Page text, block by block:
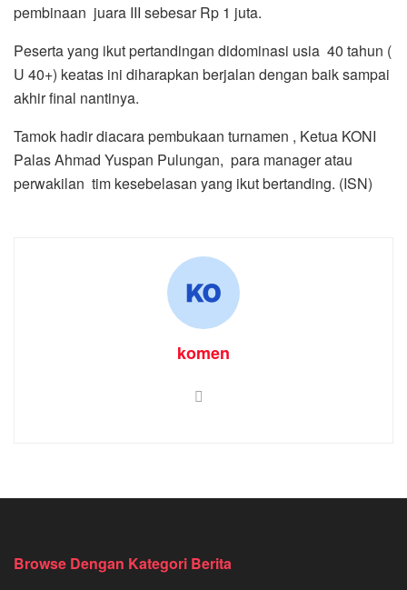
pembinaan juara III sebesar Rp 1 juta.
Peserta yang ikut pertandingan didominasi usia 40 tahun (
U 40+) keatas ini diharapkan berjalan dengan baik sampai
akhir final nantinya.
Tamok hadir diacara pembukaan turnamen , Ketua KONI
Palas Ahmad Yuspan Pulungan, para manager atau
perwakilan tim kesebelasan yang ikut bertanding. (ISN)
komen
Browse Dengan Kategori Berita